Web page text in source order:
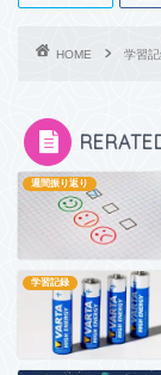
HOME 学習
週間振り返り
学習記録